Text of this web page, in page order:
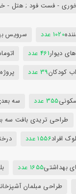
- فست فود ; هتل -
1020 عدد سرویس
دیوار461 عدد
کودکان39 عدد
355 عدد سه
طراحی تریدی بافت سه
افراد1556 عدد
بهداشتی1655 عدد
طراحی مبلمان